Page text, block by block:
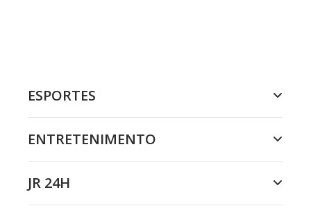
ESPORTES
ENTRETENIMENTO
JR 24H